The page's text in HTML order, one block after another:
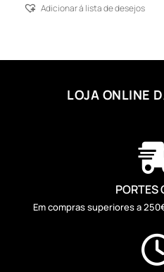
Adicionar á lista de desejos
LOJA ONLINE
PORTES
Em compras superiores a